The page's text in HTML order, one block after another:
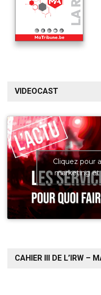
VIDEOCAST
Cliquez pour
marketing et
CAHIER III DE L’IRW –